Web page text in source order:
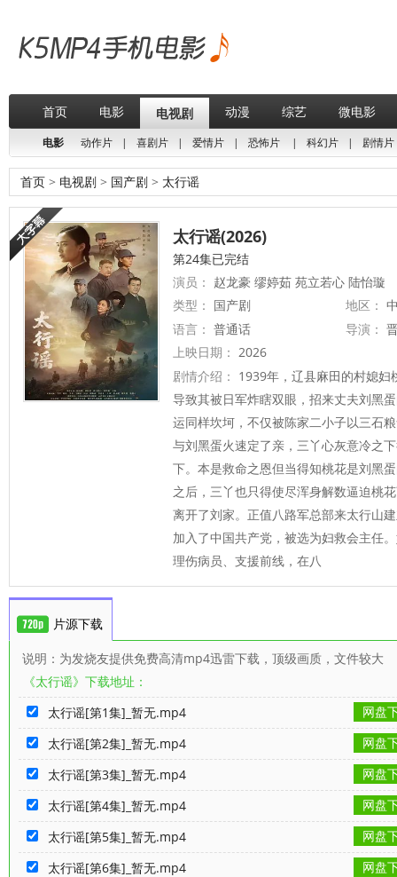
首页 电影 电视剧 动漫 综艺 微电影
电影 动作片 | 喜剧片 | 爱情片 | 恐怖片 | 科幻片 | 剧情片
首页 > 电视剧 > 国产剧 > 太行谣
太行谣(2026)
第24集已完结
演员： 赵龙豪 缪婷茹 苑立若心 陆怡璇
类型： 国产剧 地区：
语言： 普通话 导演：
上映日期： 2026
剧情介绍： 1939年，辽县麻田的村媳
导致其被日军炸瞎双眼，招来丈夫刘黑
运同样坎坷，不仅被陈家二小子以三石
与刘黑蛋火速定了亲，三丫心灰意冷之
下。本是救命之恩但当得知桃花是刘黑
之后，三丫也只得使尽浑身解数逼迫桃
离开了刘家。正值八路军总部来太行山
加入了中国共产党，被选为妇救会主任
理伤病员、支援前线，在八
片源下载
说明：为发烧友提供免费高清mp4迅雷下载，顶级画质，文件较大
《太行谣》下载地址：
太行谣[第1集]_暂无.mp4
网盘
太行谣[第2集]_暂无.mp4
网盘
太行谣[第3集]_暂无.mp4
网盘
太行谣[第4集]_暂无.mp4
网盘
太行谣[第5集]_暂无.mp4
网盘
太行谣[第6集]_暂无.mp4
网盘